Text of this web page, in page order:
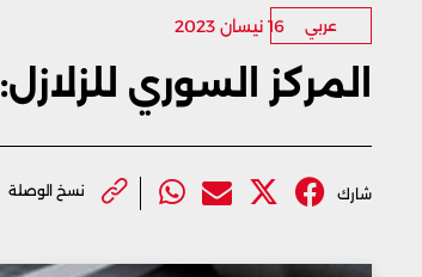
عربي 16 نيسان 2023
المركز السوري للزلازل: 16 هزة خفيفة في 24 ساعة
شارك نسخ الوصلة